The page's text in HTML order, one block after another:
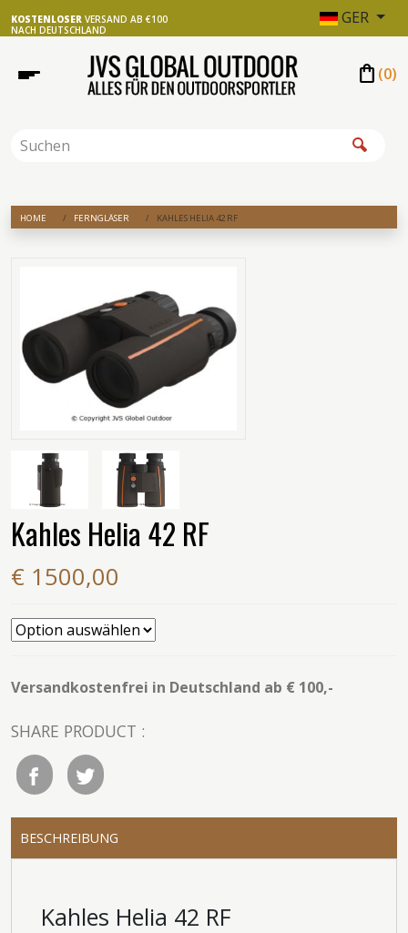
KOSTENLOSER VERSAND AB €100
NACH DEUTSCHLAND
GER
shopping_bag (0)
HOME FERNGLÄSER KAHLES HELIA 42 RF
Kahles Helia 42 RF
€ 1500,00
Versandkostenfrei in Deutschland ab € 100,-
SHARE PRODUCT :
BESCHREIBUNG
Kahles Helia 42 RF